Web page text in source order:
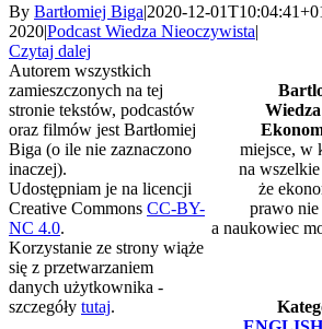
By Bartłomiej Biga|2020-12-
2020|Podcast Wiedza Nieoczywista|
Czytaj dalej
miejsce, w
na
że
prawo nie
a naukowiec
Autorem wszystkich
zamieszczonych na tej
stronie tekstów, podcastów
oraz filmów jest Bartłomiej
Biga (o ile nie zaznaczono
inaczej).
Udostępniam je na licencji
Creative Commons CC-BY-
NC 4.0.
Korzystanie ze strony wiąże
się z przetwarzaniem
danych użytkownika -
szczegóły tutaj.